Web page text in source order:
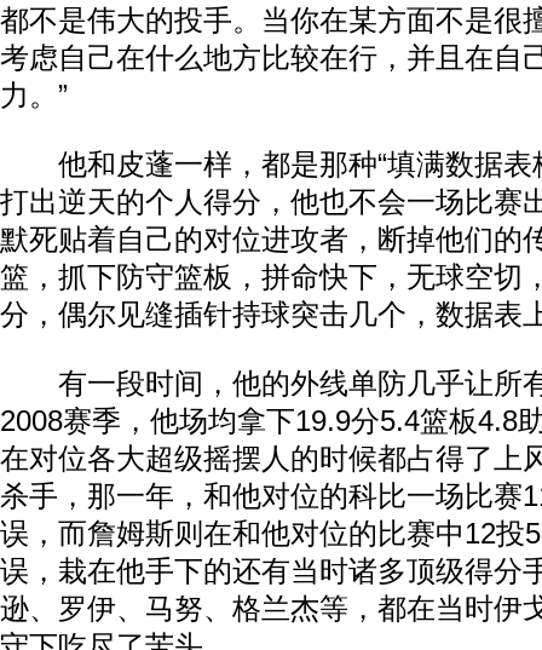
都不是伟大的投手。当你在某方面不是很
考虑自己在什么地方比较在行，并且在自
力。”
他和皮蓬一样，都是那种“填满数据表
打出逆天的个人得分，他也不会一场比赛
默死贴着自己的对位进攻者，断掉他们的
篮，抓下防守篮板，拼命快下，无球空切
分，偶尔见缝插针持球突击几个，数据表
有一段时间，他的外线单防几乎让所
2008赛季，他场均拿下19.9分5.4篮板4.8
在对位各大超级摇摆人的时候都占得了上
杀手，那一年，和他对位的科比一场比赛
误，而詹姆斯则在和他对位的比赛中12投
误，栽在他手下的还有当时诸多顶级得分
逊、罗伊、马努、格兰杰等，都在当时伊